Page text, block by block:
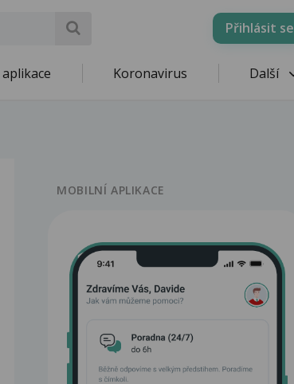
Přihlásit se
Koronavirus Další
MOBILNÍ APLIKACE